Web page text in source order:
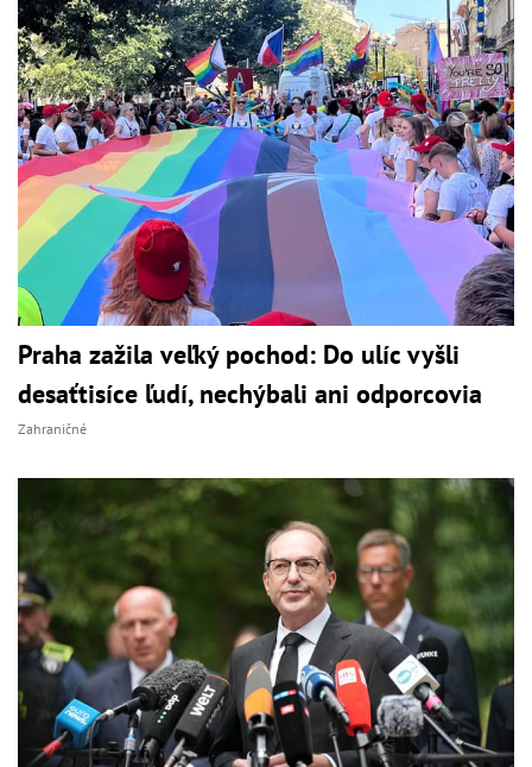
Praha zažila veľký pochod: Do ulíc vyšli
desaťtisíce ľudí, nechýbali ani odporcovia
Zahraničné